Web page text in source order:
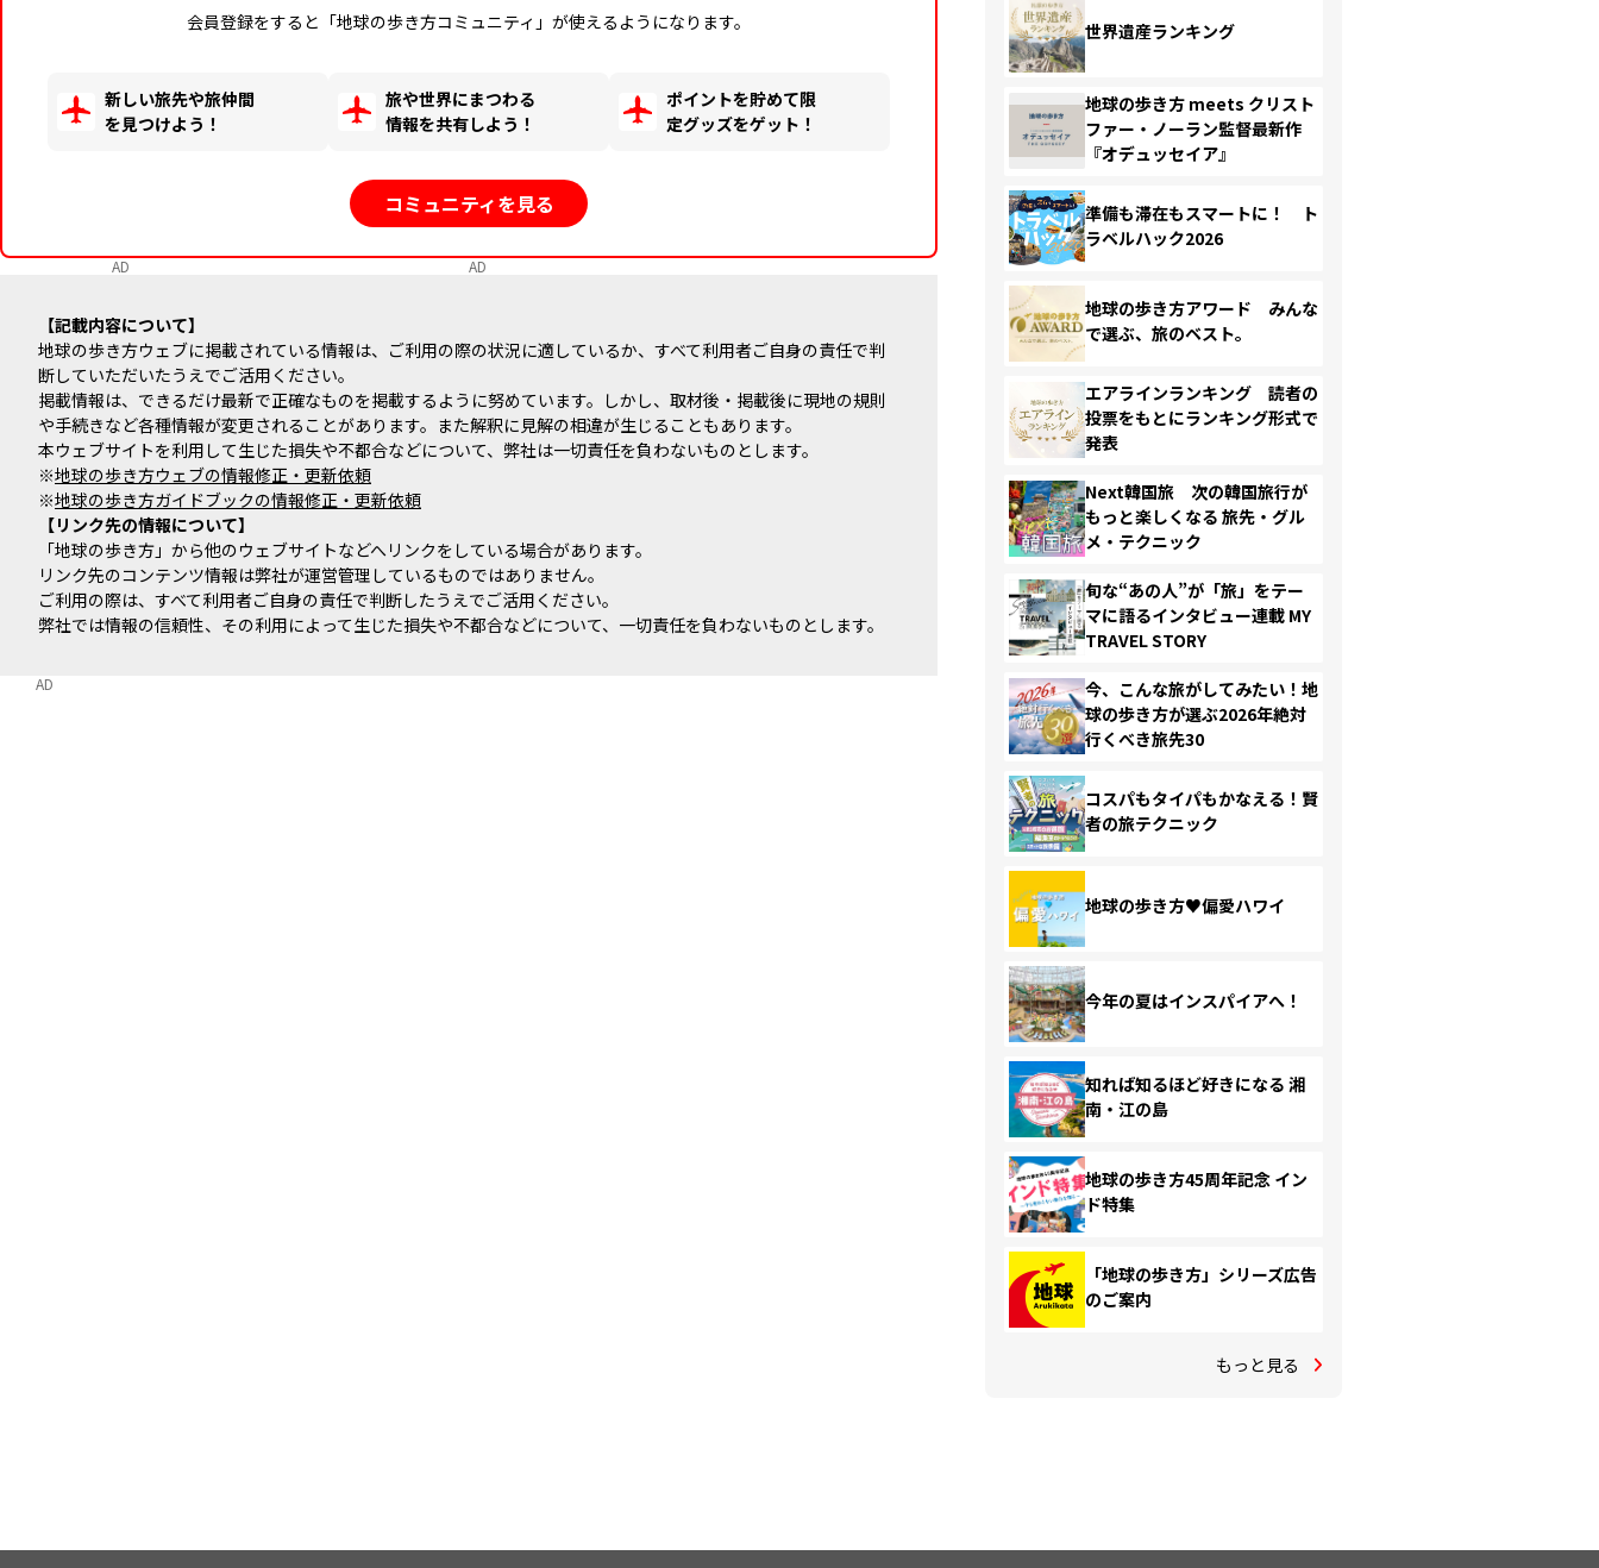
会員登録をすると「地球の歩き方コミュニティ」が使えるようになります。
新しい旅先や旅仲間
を見つけよう！
旅や世界にまつわる
情報を共有しよう！
ポイントを貯めて限
定グッズをゲット！
コミュニティを見る
AD AD
記載内容について
地球の歩き方ウェブに掲載されている情報は、ご利用の際の状況に適しているか、すべて利用者ご自身の責任で判
断していただいたうえでご活用ください。
掲載情報は、できるだけ最新で正確なものを掲載するように努めています。しかし、取材後・掲載後に現地の規則
や手続きなど各種情報が変更されることがあります。また解釈に見解の相違が生じることもあります。
本ウェブサイトを利用して生じた損失や不都合などについて、弊社は一切責任を負わないものとします。
※地球の歩き方ウェブの情報修正・更新依頼
※地球の歩き方ガイドブックの情報修正・更新依頼
リンク先の情報について
「地球の歩き方」から他のウェブサイトなどへリンクをしている場合があります。
リンク先のコンテンツ情報は弊社が運営管理しているものではありません。
ご利用の際は、すべて利用者ご自身の責任で判断したうえでご活用ください。
弊社では情報の信頼性、その利用によって生じた損失や不都合などについて、一切責任を負わないものとします。
AD
世界遺産ランキング
地球の歩き方 meets クリスト
ファー・ノーラン監督最新作
『オデュッセイア』
準備も滞在もスマートに！ ト
ラベルハック2026
地球の歩き方アワード みんな
で選ぶ、旅のベスト。
エアラインランキング 読者の
投票をもとにランキング形式で
発表
Next韓国旅 次の韓国旅行が
もっと楽しくなる 旅先・グル
メ・テクニック
旬な“あの人”が「旅」をテー
マに語るインタビュー連載 MY
TRAVEL STORY
今、こんな旅がしてみたい！地
球の歩き方が選ぶ2026年絶対
行くべき旅先30
コスパもタイパもかなえる！賢
者の旅テクニック
地球の歩き方♥偏愛ハワイ
今年の夏はインスパイアへ！
知れば知るほど好きになる 湘
南・江の島
地球の歩き方45周年記念 イン
ド特集
「地球の歩き方」シリーズ広告
のご案内
もっと見る